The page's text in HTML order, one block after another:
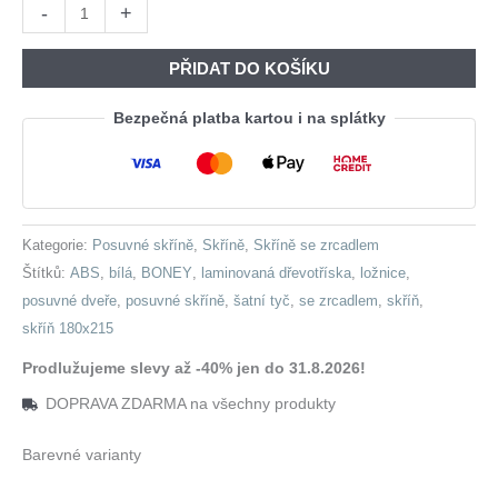
16
660,00 Kč.
530,00
-
s
dveřmi
se
BO09
bílá
množství
+
PŘIDAT DO KOŠÍKU
Bezpečná platba kartou i na splátky
Kategorie: Posuvné skříně, Skříně, Skříně se zrcadlem
Štítků: ABS, bílá, BONEY, laminovaná dřevotříska, ložnice,
posuvné dveře, posuvné skříně, šatní tyč, se zrcadlem, skříň,
skříň 180x215
Prodlužujeme slevy až -40% jen do 31.8.2026!
DOPRAVA ZDARMA na všechny produkty
Barevné varianty